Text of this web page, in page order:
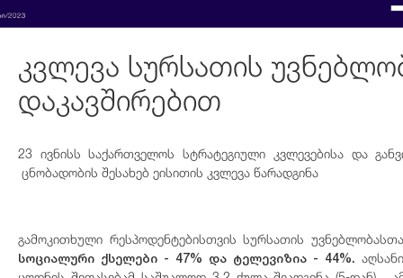
კვლევა სურსათის
დაკავშირებით
23 ივნისს საქართველოს სტრატეგიული კვლევებისა და
ცნობადობის შესახებ ეისითის კვლევა წარადგინა
გამოკითხული რესპოდენტებისთვის სურსათის
სოციალური ქსელები - 47% და ტელევიზია - 44%.